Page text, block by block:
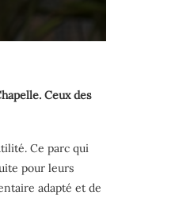
Ceux des
Ce parc qui
pour leurs
adapté et de